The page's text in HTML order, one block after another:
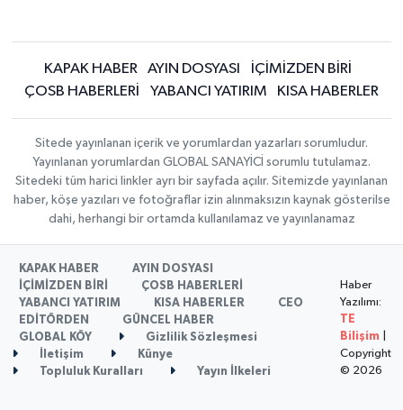
KAPAK HABER AYIN DOSYASI
İÇİMİZDEN BİRİ
ÇOSB HABERLERİ
YABANCI YATIRIM KISA HABERLER
Sitede yayınlanan içerik ve yorumlardan yazarları sorumludur.
Yayınlanan yorumlardan GLOBAL SANAYİCİ sorumlu tutulamaz.
Sitedeki tüm harici linkler ayrı bir sayfada açılır. Sitemizde yayınlanan
haber, köşe yazıları ve fotoğraflar izin alınmaksızın kaynak gösterilse
dahi, herhangi bir ortamda kullanılamaz ve yayınlanamaz
KAPAK HABER
AYIN DOSYASI
İÇİMİZDEN BİRİ
ÇOSB HABERLERİ
YABANCI YATIRIM
KISA HABERLER
CEO
EDİTÖRDEN
GÜNCEL HABER
GLOBAL KÖY
Gizlilik Sözleşmesi
İletişim
Künye
Topluluk Kuralları
Yayın İlkeleri
Haber
Yazılımı:
TE
Bilişim
Copyright
© 2026